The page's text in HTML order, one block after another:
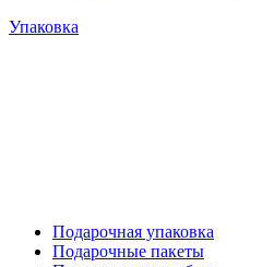
Упаковка
Подарочная упаковка
Подарочные пакеты